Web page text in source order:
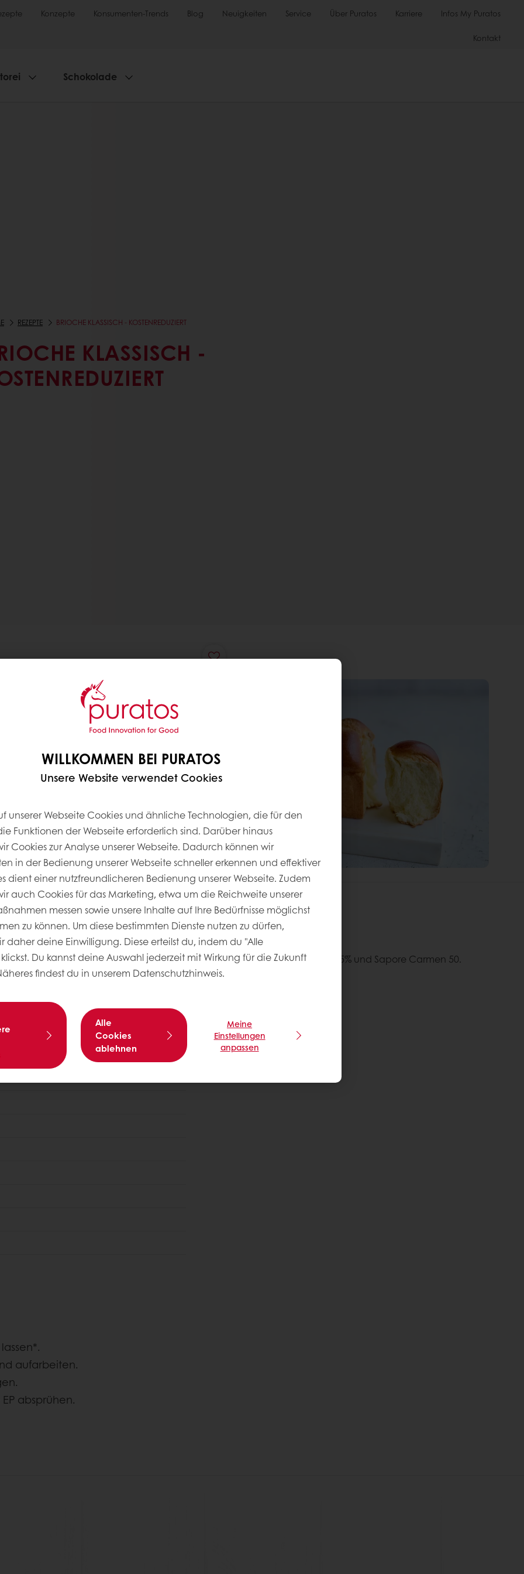
Konzepte Konsumenten-Trends Blog Neuigkeiten Service Über Puratos Karriere Infos My Puratos
Kontakt
Schokolade
REZEPTE BRIOCHE KLASSISCH - KOSTENREDUZIERT
KLASSISCH -
aufarbeiten.
absprühen.
Rezeptinformationen
Rezeptur mit Soft‘r Hefeteig GU 5% und Sapore Carmen 50.
WILLKOMMEN BEI PURATOS
Unsere Website verwendet Cookies
unserer Webseite Cookies und ähnliche Technologien, die für den
Funktionen der Webseite erforderlich sind. Darüber hinaus
Cookies zur Analyse unserer Webseite. Dadurch können wir
in der Bedienung unserer Webseite schneller erkennen und effektiver
dient einer nutzfreundlicheren Bedienung unserer Webseite. Zudem
auch Cookies für das Marketing, etwa um die Reichweite unserer
messen sowie unsere Inhalte auf Ihre Bedürfnisse möglichst
zu können. Um diese bestimmten Dienste nutzen zu dürfen,
daher deine Einwilligung. Diese erteilst du, indem du "Alle
Du kannst deine Auswahl jederzeit mit Wirkung für die Zukunft
findest du in unserem Datenschutzhinweis.
Alle
Cookies
ablehnen
Meine
Einstellungen
anpassen